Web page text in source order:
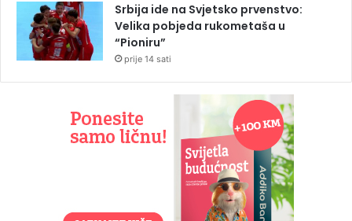
Srbija ide na Svjetsko prvenstvo:
Velika pobjeda rukometaša u
“Pioniru”
prije 14 sati